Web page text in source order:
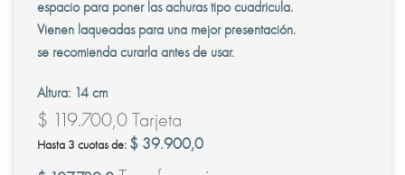
espacio para poner las achuras tipo cuadricula.
Vienen laqueadas para una mejor presentación.
se recomienda curarla antes de usar.
Altura: 14 cm
$ 119.700,0Tarjeta
Hasta 3 cuotas de: $ 39.900,0